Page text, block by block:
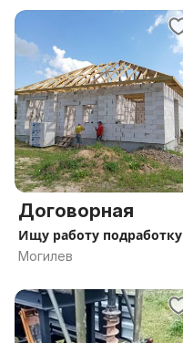
Договорная
Ищу работу подработку
Могилев